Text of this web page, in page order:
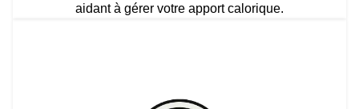
aidant à gérer votre apport calorique.